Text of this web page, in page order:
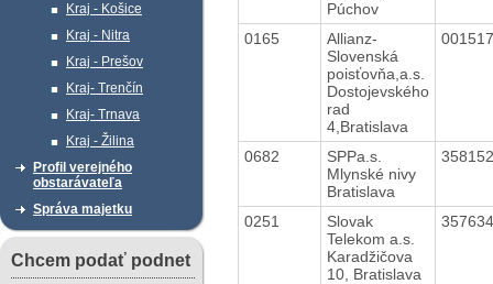
Kraj - Košice
Kraj - Nitra
Kraj - Prešov
Kraj- Trenčín
Kraj- Trnava
Kraj - Žilina
Profil verejného
obstarávateľa
Správa majetku
Chcem podať podnet
Púchov
0165
Allianz-
Slovenská
poisťovňa,a.s.
Dostojevského
rad
4,Bratislava
0682
SPPa.s.
Mlynské nivy
Bratislava
0251
Slovak
Telekom a.s.
Karadžičova
10, Bratislava